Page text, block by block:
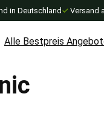
in Deutschland ✓ Versand
Alle Bestpreis